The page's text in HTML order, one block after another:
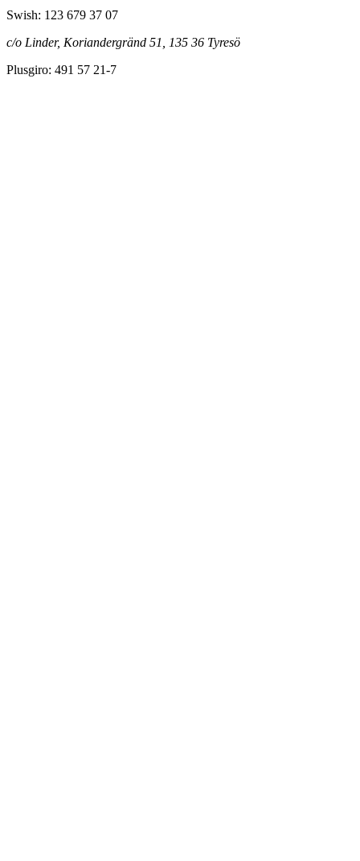
Swish: 123 679 37 07
c/o Linder, Koriandergränd 51, 135 36 Tyresö
Plusgiro: 491 57 21-7